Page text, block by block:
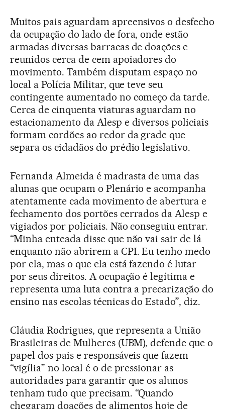
Muitos pais aguardam apreensivos o desfecho
da ocupação do lado de fora, onde estão
armadas diversas barracas de doações e
reunidos cerca de cem apoiadores do
movimento. Também disputam espaço no
local a Polícia Militar, que teve seu
contingente aumentado no começo da tarde.
Cerca de cinquenta viaturas aguardam no
estacionamento da Alesp e diversos policiais
formam cordões ao redor da grade que
separa os cidadãos do prédio legislativo.
Fernanda Almeida é madrasta de uma das
alunas que ocupam o Plenário e acompanha
atentamente cada movimento de abertura e
fechamento dos portões cerrados da Alesp e
vigiados por policiais. Não conseguiu entrar.
“Minha enteada disse que não vai sair de lá
enquanto não abrirem a CPI. Eu tenho medo
por ela, mas o que ela está fazendo é lutar
por seus direitos. A ocupação é legítima e
representa uma luta contra a precarização do
ensino nas escolas técnicas do Estado”, diz.
Cláudia Rodrigues, que representa a União
Brasileiras de Mulheres (UBM), defende que o
papel dos pais e responsáveis que fazem
“vigília” no local é o de pressionar as
autoridades para garantir que os alunos
tenham tudo que precisam. “Quando
chegaram doações de alimentos hoje de